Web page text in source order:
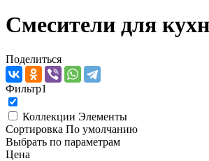
Смесители для
Поделиться
Фильтр1
Коллекции Элементы
Сортировка По умолчанию
Выбрать по параметрам
Цена